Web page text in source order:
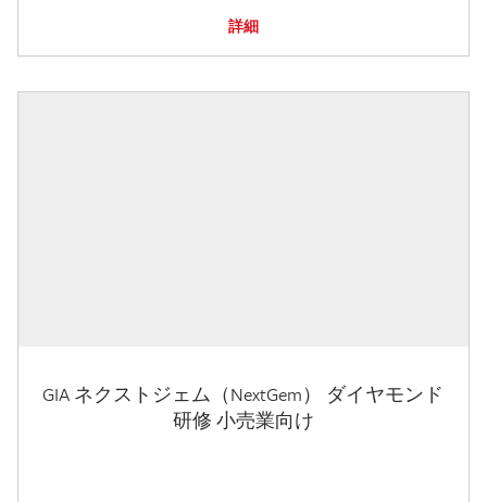
詳細
GIA ネクストジェム（NextGem） ダイヤモンド
研修 小売業向け